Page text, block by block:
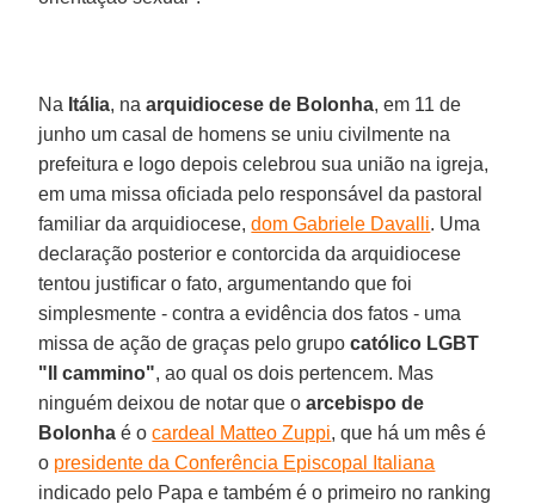
Na Itália, naarquidiocese de Bolonha, em 11 de
junho um casal de homens se uniu civilmente na
prefeitura e logo depois celebrou sua união na igreja,
em uma missa oficiada pelo responsável da pastoral
familiar da arquidiocese,dom Gabriele Davalli. Uma
declaração posterior e contorcida da arquidiocese
tentou justificar o fato, argumentando que foi
simplesmente - contra a evidência dos fatos - uma
missa de ação de graças pelo grupocatólico LGBT
"Il cammino", ao qual os dois pertencem. Mas
ninguém deixou de notar que oarcebispo de
Bolonha é ocardeal Matteo Zuppi, que há um mês é
o presidente da Conferência Episcopal Italiana
indicado pelo Papa e também é o primeiro no ranking